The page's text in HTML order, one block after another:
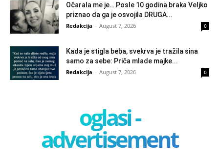
Očarala me je… Posle 10 godina braka Veljko
priznao da ga je osvojila DRUGA...
Redakcija - August 7, 2026 0
Kada je stigla beba, svekrva je tražila sina
samo za sebe: Priča mlade majke...
Redakcija - August 7, 2026 0
oglasi -
advertisement